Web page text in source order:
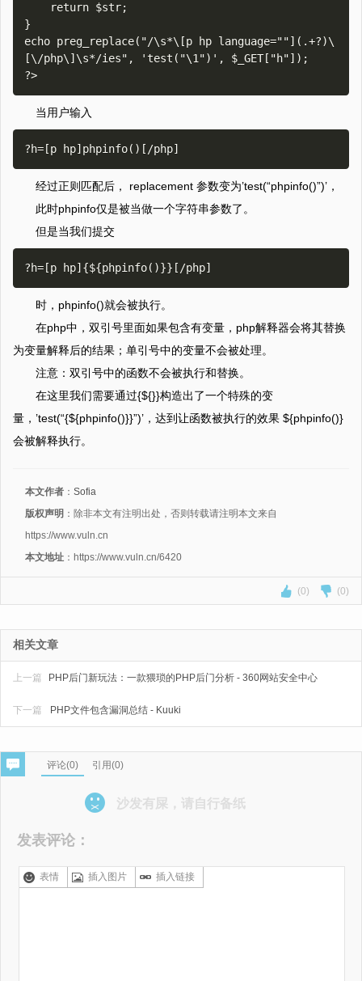
}
echo preg_replace("/\s*\[p hp language=""](.+?)\
[\/php\]\s*/ies", 'test("\1")', $_GET["h"]);
当用户输入
经过正则匹配后， replacement 参数变为’test(“phpinfo()”)’，
此时phpinfo仅是被当做一个字符串参数了。
但是当我们提交
时，phpinfo()就会被执行。
在php中，双引号里面如果包含有变量，php解释器会将其替换
为变量解释后的结果；单引号中的变量不会被处理。
注意：双引号中的函数不会被执行和替换。
在这里我们需要通过{${}}构造出了一个特殊的变
量，’test(“{${phpinfo()}}”)’，达到让函数被执行的效果 ${phpinfo()}
会被解释执行。
本文作者 ： Sofia
版权声明 ：除非本文有注明出处，否则转载请注明本文来自
https://www.vuln.cn
本文地址 ：https://www.vuln.cn/6420
(0) (0)
相关文章
上一篇 PHP后门新玩法：一款猥琐的PHP后门分析 - 360网站安全中心
PHP文件包含漏洞总结 - Kuuki
下一篇
评论(0) 引用(0)
沙发有屎，请自行备纸
发表评论：
表情 插入图片 插入链接